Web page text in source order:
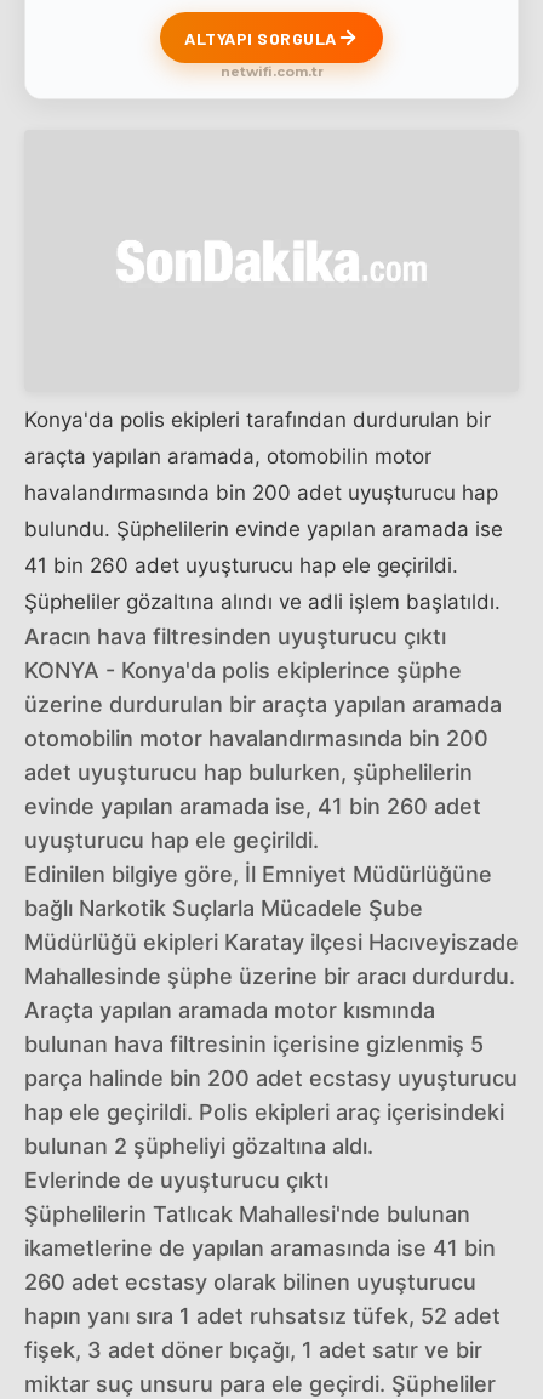
ALTYAPI SORGULA
netwifi.com.tr
Konya'da polis ekipleri tarafından durdurulan bir
araçta yapılan aramada, otomobilin motor
havalandırmasında bin 200 adet uyuşturucu hap
bulundu. Şüphelilerin evinde yapılan aramada ise
41 bin 260 adet uyuşturucu hap ele geçirildi.
Şüpheliler gözaltına alındı ve adli işlem başlatıldı.
Aracın hava filtresinden uyuşturucu çıktı
KONYA - Konya'da polis ekiplerince şüphe
üzerine durdurulan bir araçta yapılan aramada
otomobilin motor havalandırmasında bin 200
adet uyuşturucu hap bulurken, şüphelilerin
evinde yapılan aramada ise, 41 bin 260 adet
uyuşturucu hap ele geçirildi.
Edinilen bilgiye göre, İl Emniyet Müdürlüğüne
bağlı Narkotik Suçlarla Mücadele Şube
Müdürlüğü ekipleri Karatay ilçesi Hacıveyiszade
Mahallesinde şüphe üzerine bir aracı durdurdu.
Araçta yapılan aramada motor kısmında
bulunan hava filtresinin içerisine gizlenmiş 5
parça halinde bin 200 adet ecstasy uyuşturucu
hap ele geçirildi. Polis ekipleri araç içerisindeki
bulunan 2 şüpheliyi gözaltına aldı.
Evlerinde de uyuşturucu çıktı
Şüphelilerin Tatlıcak Mahallesi'nde bulunan
ikametlerine de yapılan aramasında ise 41 bin
260 adet ecstasy olarak bilinen uyuşturucu
hapın yanı sıra 1 adet ruhsatsız tüfek, 52 adet
fişek, 3 adet döner bıçağı, 1 adet satır ve bir
miktar suç unsuru para ele geçirdi. Şüpheliler